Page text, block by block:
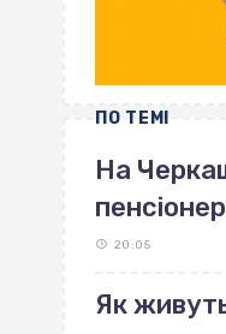
ПО ТЕМІ
На
20:05
Як